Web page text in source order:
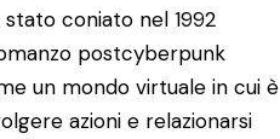
coniato nel 1992
postcyberpunk
un mondo virtuale in cui è
azioni e relazionarsi